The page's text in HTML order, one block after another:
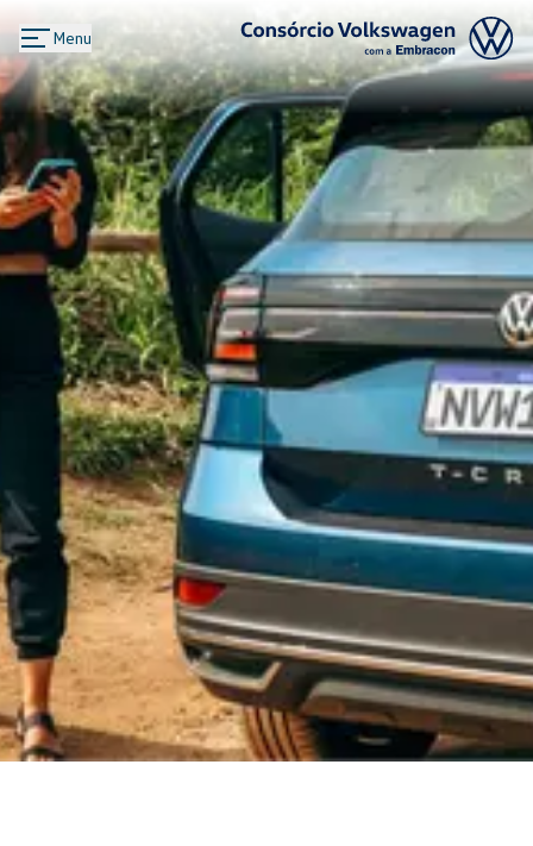
Menu
Logo Consórcio Volkswagen com